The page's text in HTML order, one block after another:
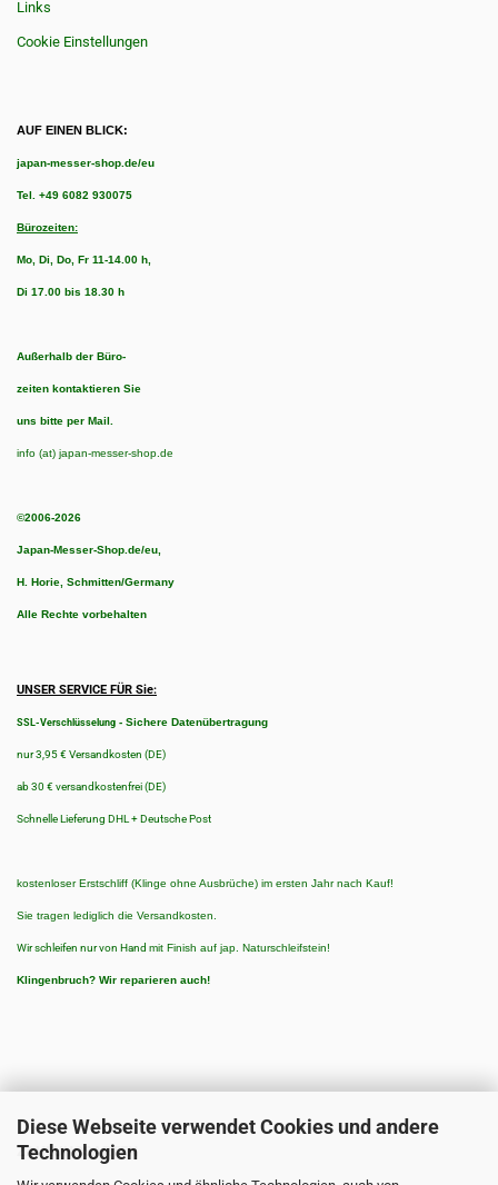
Diese Webseite verwendet Cookies und andere
Technologien
Links
Cookie Einstellungen
AUF EINEN BLICK:
japan-messer-shop.de/eu
Tel. +49 6082 930075
Bürozeiten:
Mo, Di, Do, Fr 11-14.00 h,
Di 17.00 bis 18.30 h
Außerhalb der Büro-
zeiten kontaktieren Sie
uns bitte per Mail.
info (at) japan-messer-shop.de
©2006-2026
Japan-Messer-Shop.de/eu,
H. Horie, Schmitten/Germany
Alle Rechte vorbehalten
UNSER SERVICE FÜR Sie:
SSL-Verschlüsselung - Sichere Datenübertragung
nur 3,95 € Versandkosten (DE)
ab 30 € versandkostenfrei (DE)
Schnelle Lieferung DHL + Deutsche Post
kostenloser Erstschliff (Klinge ohne Ausbrüche) im ersten Jahr nach Kauf!
Sie tragen lediglich die Versandkosten.
Wir schleifen nur von Hand mit Finish auf jap. Naturschleifstein!
Klingenbruch? Wir reparieren auch!
ZAHLUNGSARTEN